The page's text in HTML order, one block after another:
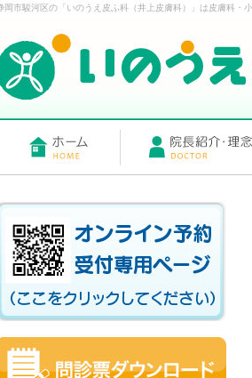
岡市駿河区の「いのうえ皮ふ科（井上皮膚科）」は皮膚科・